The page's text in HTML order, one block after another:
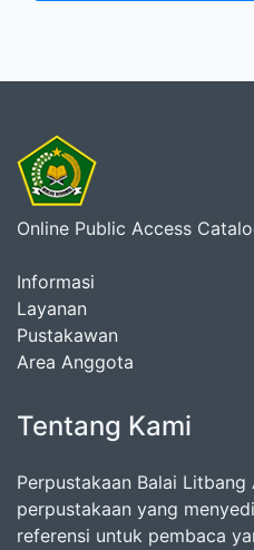
Online Public Access
Informasi
Layanan
Pustakawan
Area Anggota
Tentang Kami
Perpustakaan Balai
perpustakaan yang
referensi untuk pembaca